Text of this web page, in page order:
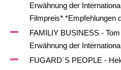
Erwähnung der
Filmpreis* *Empfehlungen
FAMILIY BUSINESS -
Erwähnung der
FUGARD´S PEOPLE -